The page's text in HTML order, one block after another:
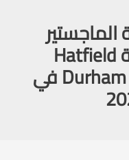
ضمن برنامج منحة Hatfield
Lioness في جامعة Durham في